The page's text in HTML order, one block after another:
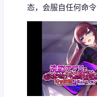
态，会服自任何命令